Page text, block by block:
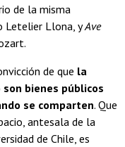
de la misma
Letelier Llona, yAve
de que la
bienes públicos
se comparten. Que
antesala de la
de Chile, es